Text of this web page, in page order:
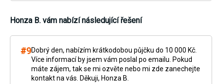
Honza B. vám nabízí následující řešení
#9Dobrý den, nabízím krátkodobou půjčku do 10 000 Kč.
Více informací by jsem vám poslal po emailu. Pokud
máte zájem, tak se mi ozvěte nebo mi zde zanechejte
kontakt na vás. Děkuji, Honza B.